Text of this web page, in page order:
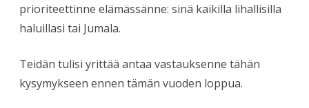
prioriteettinne elämässänne: sinä kaikilla lihallisilla
haluillasi tai Jumala.
Teidän tulisi yrittää antaa vastauksenne tähän
kysymykseen ennen tämän vuoden loppua.